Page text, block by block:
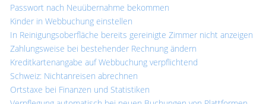
Passwort nach Neuübernahme bekommen
Kinder in Webbuchung einstellen
In Reinigungsoberfläche bereits gereinigte Zimmer nicht anzeigen
Zahlungsweise bei bestehender Rechnung ändern
Kreditkartenangabe auf Webbuchung verpflichtend
Schweiz: Nichtanreisen abrechnen
Ortstaxe bei Finanzen und Statistiken